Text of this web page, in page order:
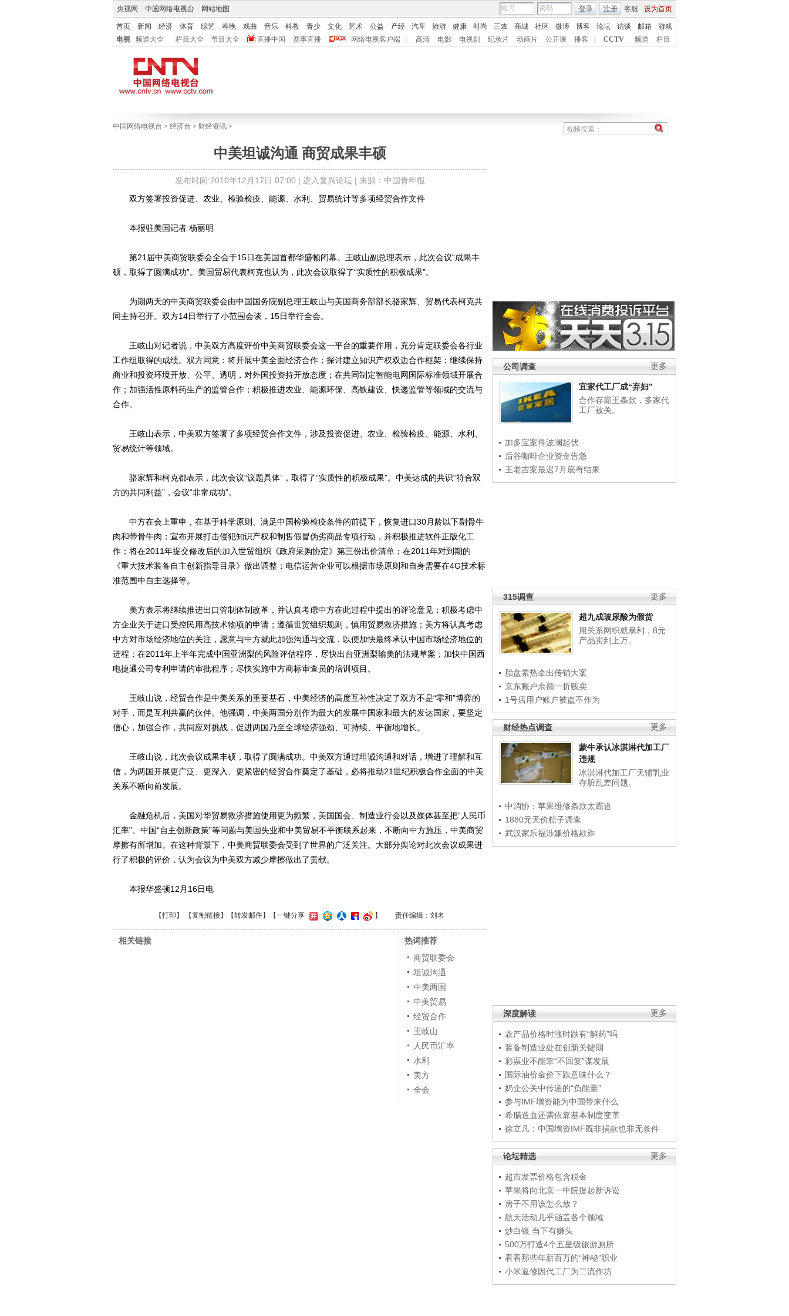
央视网 中国网络电视台 网站地图 客服 设为首页
登录 注册
首页 新闻 经济 体育 综艺 春晚 戏曲 音乐 科教 青少 文化 艺术 公益 产经 汽车 旅游 健康 时尚 三农 商城 社区 微博 博客 论坛 访谈 邮箱
游戏
电视
频道大全 栏目大全 节目大全 直播中国 赛事直播 网络电视客户端 高清 电影 电视剧 纪录片 动画片 公开课 播客 CCTV 频道 栏目
中国网络电视台 > 经济台 > 财经资讯 >
中美坦诚沟通 商贸成果丰硕
发布时间:2010年12月17日 07:00 | 进入复兴论坛| 来源：中国青年报
更多
公司调查
宜家代工厂成“弃妇”
合作存霸王条款，多家代
工厂被关。
加多宝案件波澜起伏
后谷咖啡企业资金告急
王老吉案最迟7月底有结果
更多
315调查
超九成玻尿酸为假货
用关系网织就暴利，8元
产品卖到上万。
胎盘素热牵出传销大案
京东账户余额一折贱卖
1号店用户账户被盗不作为
更多
财经热点调查
蒙牛承认冰淇淋代加工厂
违规
冰淇淋代加工厂天辅乳业
存脏乱差问题。
中消协：苹果维修条款太霸道
1880元天价粽子调查
武汉家乐福涉嫌价格欺诈
更多
深度解读
农产品价格时涨时跌有“解药”吗
装备制造业处在创新关键期
彩票业不能靠“不回复”谋发展
国际油价金价下跌意味什么？
奶企公关中传递的“负能量”
参与IMF增资能为中国带来什么
希腊造血还需依靠基本制度变革
徐立凡：中国增资IMF既非捐款也非无条件
更多
论坛精选
超市发票价格包含税金
苹果将向北京一中院提起新诉讼
房子不用该怎么放？
航天活动几乎涵盖各个领域
炒白银 当下有赚头
500万打造4个五星级旅游厕所
看看那些年薪百万的“神秘”职业
小米返修因代工厂为二流作坊
双方签署投资促进、农业、检验检疫、能源、水利、贸易统计等多项经贸合作文件
本报驻美国记者 杨丽明
第21届中美商贸联委会全会于15日在美国首都华盛顿闭幕。王岐山副总理表示，此次会议“成果丰
硕，取得了圆满成功”。美国贸易代表柯克也认为，此次会议取得了“实质性的积极成果”。
为期两天的中美商贸联委会由中国国务院副总理王岐山与美国商务部部长骆家辉、贸易代表柯克共
同主持召开。双方14日举行了小范围会谈，15日举行全会。
王岐山对记者说，中美双方高度评价中美商贸联委会这一平台的重要作用，充分肯定联委会各行业
工作组取得的成绩。双方同意：将开展中美全面经济合作；探讨建立知识产权双边合作框架；继续保持
商业和投资环境开放、公平、透明，对外国投资持开放态度；在共同制定智能电网国际标准领域开展合
作；加强活性原料药生产的监管合作；积极推进农业、能源环保、高铁建设、快递监管等领域的交流与
合作。
王岐山表示，中美双方签署了多项经贸合作文件，涉及投资促进、农业、检验检疫、能源、水利、
贸易统计等领域。
骆家辉和柯克都表示，此次会议“议题具体”，取得了“实质性的积极成果”。中美达成的共识“符合双
方的共同利益”，会议“非常成功”。
中方在会上重申，在基于科学原则、满足中国检验检疫条件的前提下，恢复进口30月龄以下剔骨牛
肉和带骨牛肉；宣布开展打击侵犯知识产权和制售假冒伪劣商品专项行动，并积极推进软件正版化工
作；将在2011年提交修改后的加入世贸组织《政府采购协定》第三份出价清单；在2011年对到期的
《重大技术装备自主创新指导目录》做出调整；电信运营企业可以根据市场原则和自身需要在4G技术标
准范围中自主选择等。
美方表示将继续推进出口管制体制改革，并认真考虑中方在此过程中提出的评论意见；积极考虑中
方企业关于进口受控民用高技术物项的申请；遵循世贸组织规则，慎用贸易救济措施；美方将认真考虑
中方对市场经济地位的关注，愿意与中方就此加强沟通与交流，以便加快最终承认中国市场经济地位的
进程；在2011年上半年完成中国亚洲梨的风险评估程序，尽快出台亚洲梨输美的法规草案；加快中国西
电捷通公司专利申请的审批程序；尽快实施中方商标审查员的培训项目。
王岐山说，经贸合作是中美关系的重要基石，中美经济的高度互补性决定了双方不是“零和”博弈的
对手，而是互利共赢的伙伴。他强调，中美两国分别作为最大的发展中国家和最大的发达国家，要坚定
信心，加强合作，共同应对挑战，促进两国乃至全球经济强劲、可持续、平衡地增长。
王岐山说，此次会议成果丰硕，取得了圆满成功。中美双方通过坦诚沟通和对话，增进了理解和互
信，为两国开展更广泛、更深入、更紧密的经贸合作奠定了基础，必将推动21世纪积极合作全面的中美
关系不断向前发展。
金融危机后，美国对华贸易救济措施使用更为频繁，美国国会、制造业行会以及媒体甚至把“人民币
汇率”、中国“自主创新政策”等问题与美国失业和中美贸易不平衡联系起来，不断向中方施压，中美商贸
摩擦有所增加。在这种背景下，中美商贸联委会受到了世界的广泛关注。大部分舆论对此次会议成果进
行了积极的评价，认为会议为中美双方减少摩擦做出了贡献。
本报华盛顿12月16日电
【打印 】 【复制链接】【转发邮件】 【一键分享 】 责任编辑：刘名
相关链接
热词推荐
商贸联委会
坦诚沟通
中美两国
中美贸易
经贸合作
王岐山
人民币汇率
水利
美方
全会